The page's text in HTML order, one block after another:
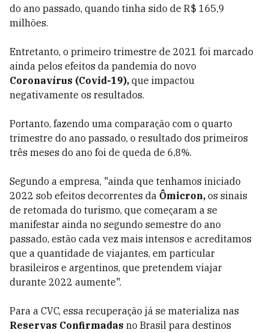
do ano passado, quando tinha sido de R$ 165,9
milhões.
Entretanto, o primeiro trimestre de 2021 foi marcado
ainda pelos efeitos da pandemia do novo
Coronavírus (Covid-19), que impactou
negativamente os resultados.
Portanto, fazendo uma comparação com o quarto
trimestre do ano passado, o resultado dos primeiros
três meses do ano foi de queda de 6,8%.
Segundo a empresa, "ainda que tenhamos iniciado
2022 sob efeitos decorrentes da Ômicron, os sinais
de retomada do turismo, que começaram a se
manifestar ainda no segundo semestre do ano
passado, estão cada vez mais intensos e acreditamos
que a quantidade de viajantes, em particular
brasileiros e argentinos, que pretendem viajar
durante 2022 aumente".
Para a CVC, essa recuperação já se materializa nas
Reservas Confirmadas no Brasil para destinos